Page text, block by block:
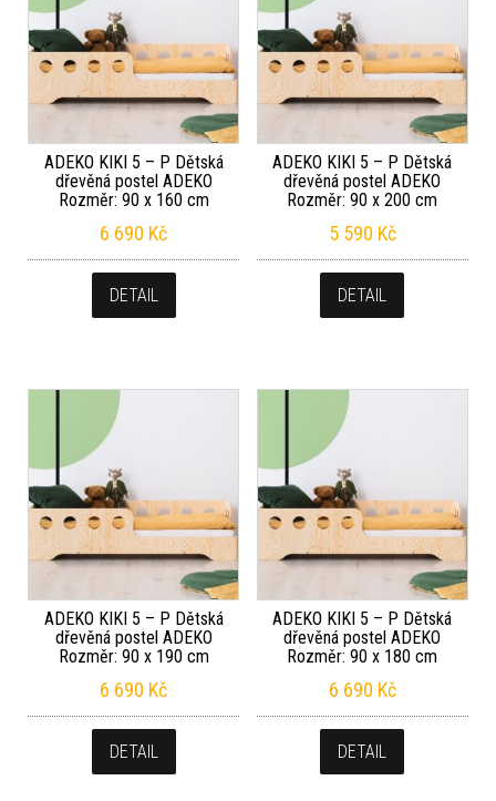
ADEKO KIKI 5 – P Dětská
dřevěná postel ADEKO
Rozměr: 90 x 160 cm
6 690 Kč
DETAIL
ADEKO KIKI 5 – P Dětská
dřevěná postel ADEKO
Rozměr: 90 x 200 cm
5 590 Kč
DETAIL
ADEKO KIKI 5 – P Dětská
dřevěná postel ADEKO
Rozměr: 90 x 190 cm
6 690 Kč
DETAIL
ADEKO KIKI 5 – P Dětská
dřevěná postel ADEKO
Rozměr: 90 x 180 cm
6 690 Kč
DETAIL